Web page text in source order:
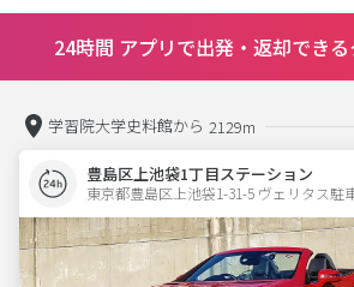
24時間 アプリで出発・返却でき
学習院大学史料館から 2129m
豊島区上池袋1丁目ステーション
東京都豊島区上池袋1-31-5 ヴェリタス駐